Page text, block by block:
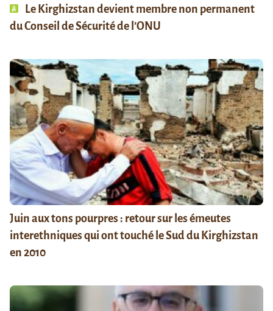
Le Kirghizstan devient membre non permanent
du Conseil de Sécurité de l’ONU
Juin aux tons pourpres : retour sur les émeutes
interethniques qui ont touché le Sud du Kirghizstan
en 2010